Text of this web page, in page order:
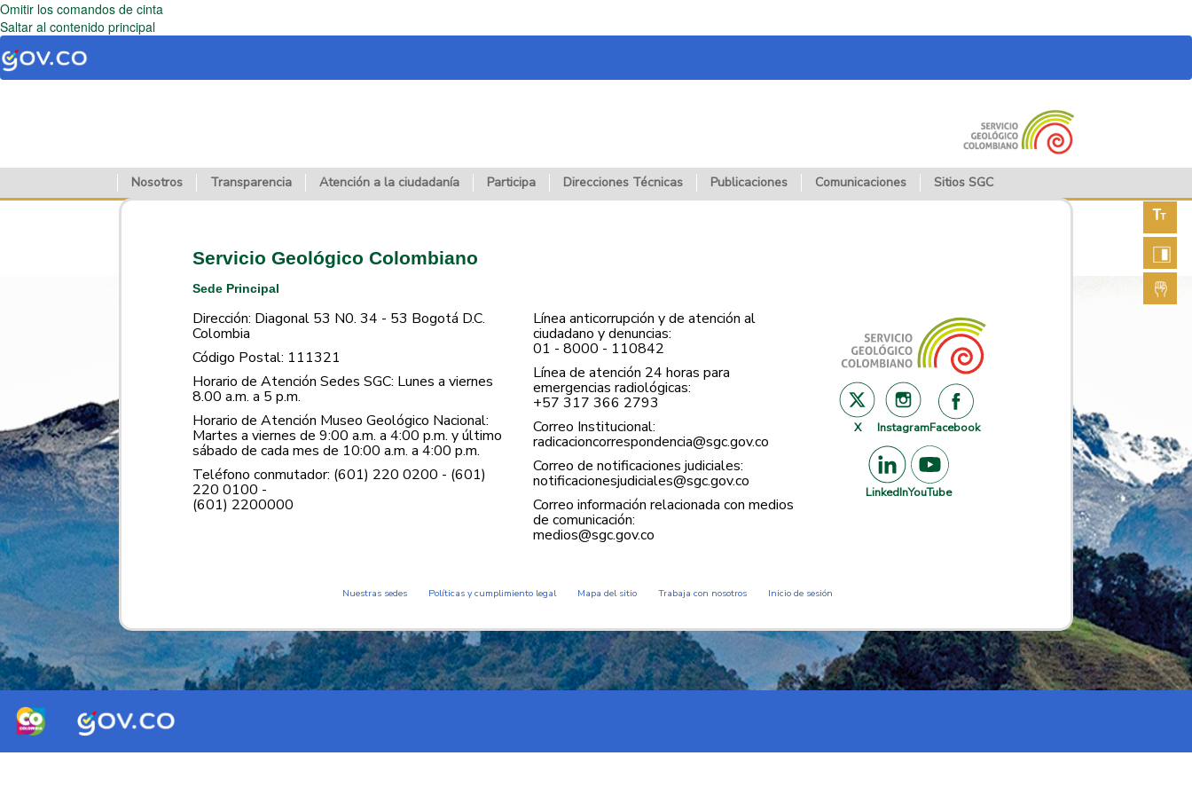
Omitir los comandos de cinta
Saltar al contenido principal
Nosotros Transparencia Atención a la ciudadanía Participa Direcciones Técnicas Publicaciones Comunicaciones Sitios SGC
fuente
Servicio Geológico Colombiano
Sede Principal
Dirección: Diagonal 53 N0. 34 - 53 Bogotá D.C.
Colombia
Código Postal: 111321
Horario de Atención Sedes SGC: Lunes a viernes
8.00 a.m. a 5 p.m.
Horario de Atención Museo Geológico Nacional:
Martes a viernes de 9:00 a.m. a 4:00 p.m. y último
sábado de cada mes de 10:00 a.m. a 4:00 p.m.
Teléfono conmutador: (601) 220 0200 - (601)
220 0100 -
(601) 2200000
Línea anticorrupción y de atención al
ciudadano y denuncias:
01 - 8000 - 110842
Línea de atención 24 horas para
emergencias radiológicas:
+57 ​317 366 2793
Correo Institucional:
radicacioncorrespondencia@sgc.gov.co
Correo de notificaciones judiciales:
notificacionesjudiciales@sgc.gov.co
Correo información relacionada con medios
de comunicación:
medios@sgc.gov.co
X InstagramFacebook
LinkedInYouTube
Nuestras sedes Políticas y cumplimiento legal Mapa del sitio Trabaja con nosotros Inicio de sesión